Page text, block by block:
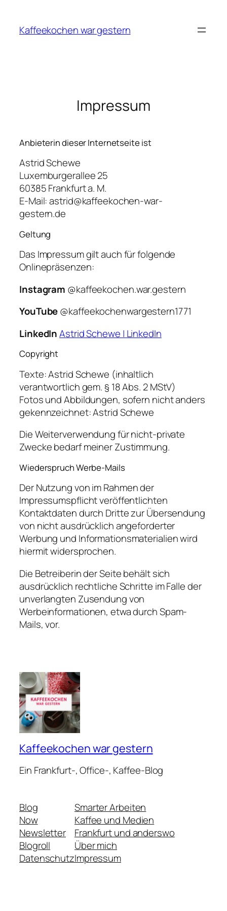
springen
Kaffeekochen war gestern
Impressum
Anbieterin dieser Internetseite ist
Astrid Schewe
Luxemburgerallee 25
60385 Frankfurt a. M.
E-Mail: astrid@kaffeekochen-war-
gestern.de
Geltung
Das Impressum gilt auch für folgende
Onlinepräsenzen:
Instagram @kaffeekochen.war.gestern
YouTube@kaffeekochenwargestern1771
LinkedInAstrid Schewe | LinkedIn
Copyright
Texte: Astrid Schewe (inhaltlich
verantwortlich gem. § 18 Abs. 2 MStV)
Fotos und Abbildungen, sofern nicht anders
gekennzeichnet: Astrid Schewe
Die Weiterverwendung für nicht-private
Zwecke bedarf meiner Zustimmung.
Wiederspruch Werbe-Mails
Der Nutzung von im Rahmen der
Impressumspflicht veröffentlichten
Kontaktdaten durch Dritte zur Übersendung
von nicht ausdrücklich angeforderter
Werbung und Informationsmaterialien wird
hiermit widersprochen.
Die Betreiberin der Seite behält sich
ausdrücklich rechtliche Schritte im Falle der
unverlangten Zusendung von
Werbeinformationen, etwa durch Spam-
Mails, vor.
Kaffeekochen war gestern
Ein Frankfurt-, Office-, Kaffee-Blog
Blog
Now
Newsletter
Blogroll
Datenschutz
Smarter Arbeiten
Kaffee und Medien
Frankfurt und anderswo
Über mich
Impressum